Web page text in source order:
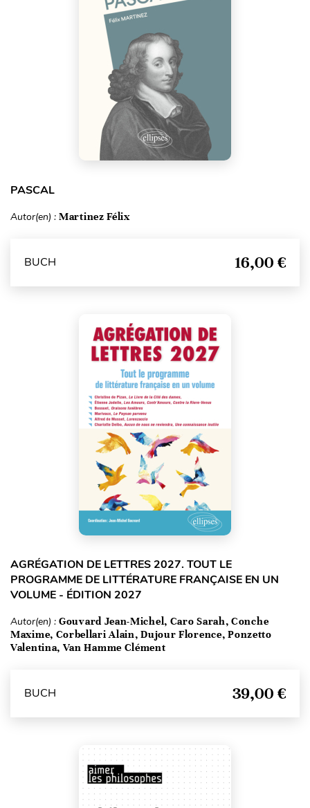
PASCAL
Autor(en) : Martinez Félix
BUCH 16,00 €
AGRÉGATION DE LETTRES 2027. TOUT LE
PROGRAMME DE LITTÉRATURE FRANÇAISE EN UN
VOLUME - ÉDITION 2027
Autor(en) : Gouvard Jean-Michel, Caro Sarah, Conche
Maxime, Corbellari Alain, Dujour Florence, Ponzetto
Valentina, Van Hamme Clément
BUCH 39,00 €